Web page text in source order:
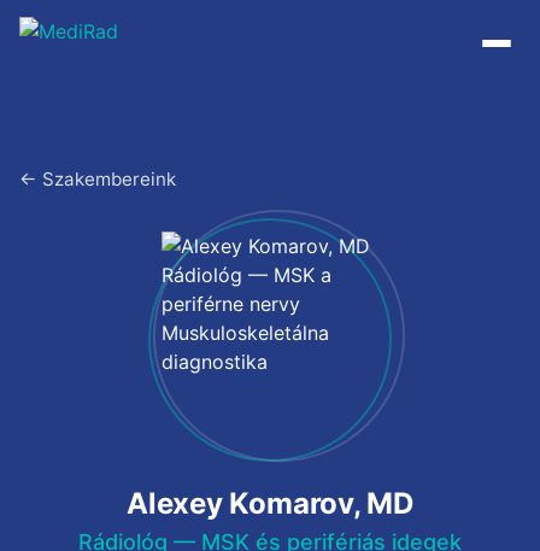
Tartalomra
ugrás
← Szakembereink
Alexey Komarov, MD
Rádiológ — MSK és perifériás idegek